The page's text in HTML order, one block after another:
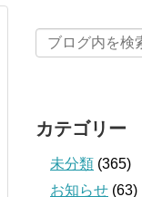
カテゴリー
未分類 (365)
お知らせ (63)